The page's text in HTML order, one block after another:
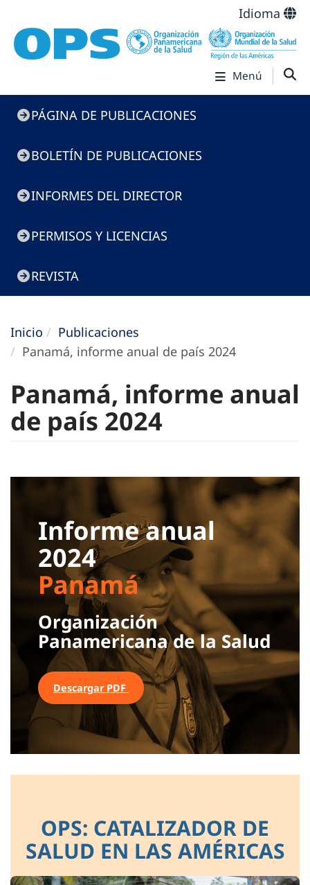
Idioma
Menú
Menú
de
Publicaciones
PÁGINA DE PUBLICACIONES
BOLETÍN DE PUBLICACIONES
INFORMES DEL DIRECTOR
PERMISOS Y LICENCIAS
REVISTA
Inicio
Publicaciones
Panamá, informe anual de país 2024
Panamá, informe anual
de país 2024
Informe anual
2024
Panamá
Organización
Panamericana de la Salud
Descargar PDF
OPS: CATALIZADOR DE
SALUD EN LAS AMÉRICAS